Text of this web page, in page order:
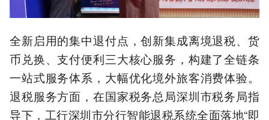
全新启用的集中退付点，创新集成离境退税、货
币兑换、支付便利三大核心服务，构建了全链条
一站式服务体系，大幅优化境外旅客消费体验。
退税服务方面，在国家税务总局深圳市税务局指
导下，工行深圳市分行智能退税系统全面落地“即